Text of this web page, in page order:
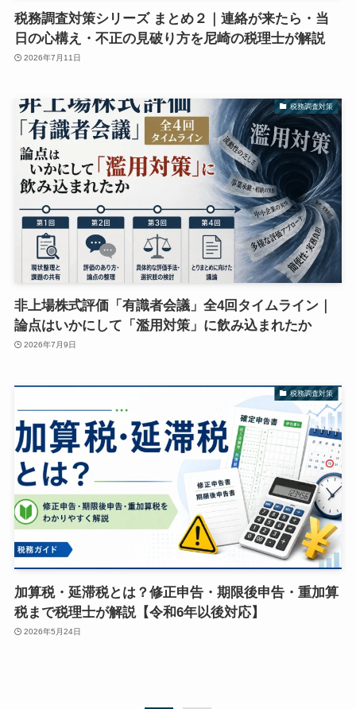
税務調査対策シリーズ まとめ２｜連絡が来たら・当
日の心構え・不正の見破り方を尼崎の税理士が解説
2026年7月11日
税務調査対策
非上場株式評価「有識者会議」全4回タイムライン｜
論点はいかにして「濫用対策」に飲み込まれたか
2026年7月9日
税務調査対策
加算税・延滞税とは？修正申告・期限後申告・重加算
税まで税理士が解説【令和6年以後対応】
2026年5月24日